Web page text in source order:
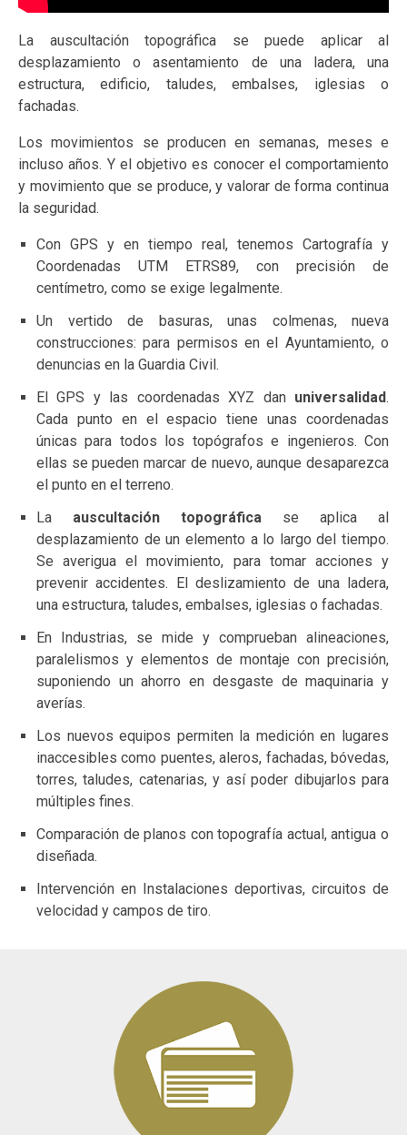
La auscultación topográfica se puede aplicar al
desplazamiento o asentamiento de una ladera, una
estructura, edificio, taludes, embalses, iglesias o
fachadas.
Los movimientos se producen en semanas, meses e
incluso años. Y el objetivo es conocer el comportamiento
y movimiento que se produce, y valorar de forma continua
la seguridad.
Con GPS y en tiempo real, tenemos Cartografía y
Coordenadas UTM ETRS89, con precisión de
centímetro, como se exige legalmente.
Un vertido de basuras, unas colmenas, nueva
construcciones: para permisos en el Ayuntamiento, o
denuncias en la Guardia Civil.
El GPS y las coordenadas XYZ dan universalidad.
Cada punto en el espacio tiene unas coordenadas
únicas para todos los topógrafos e ingenieros. Con
ellas se pueden marcar de nuevo, aunque desaparezca
el punto en el terreno.
La auscultación topográfica se aplica al
desplazamiento de un elemento a lo largo del tiempo.
Se averigua el movimiento, para tomar acciones y
prevenir accidentes. El deslizamiento de una ladera,
una estructura, taludes, embalses, iglesias o fachadas.
En Industrias, se mide y comprueban alineaciones,
paralelismos y elementos de montaje con precisión,
suponiendo un ahorro en desgaste de maquinaria y
averías.
Los nuevos equipos permiten la medición en lugares
inaccesibles como puentes, aleros, fachadas, bóvedas,
torres, taludes, catenarias, y así poder dibujarlos para
múltiples fines.
Comparación de planos con topografía actual, antigua o
diseñada.
Intervención en Instalaciones deportivas, circuitos de
velocidad y campos de tiro.